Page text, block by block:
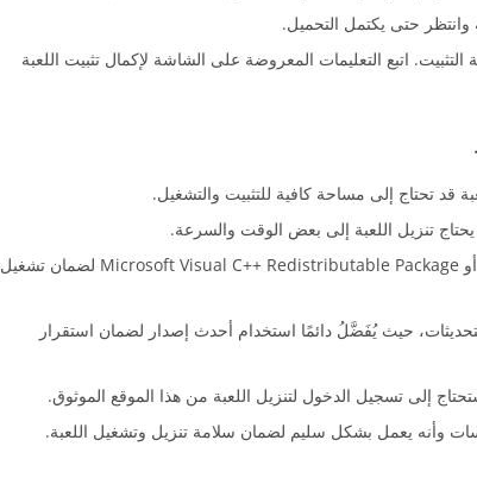
حتى يكتمل التحميل.
التثبيت. اتبع التعليمات المعروضة على الشاشة لإكمال تثبيت اللعبة
قد تحتاج إلى مساحة كافية للتثبيت والتشغيل.
تنزيل اللعبة إلى بعض الوقت والسرعة.
قد يحتاج جهازك إلى تثبيت برامج إضافية مثل DirectX أو Microsoft Visual C++ Redistributable Package لضمان تشغيل
حيث يُفَضَّلُ دائمًا استخدام أحدث إصدار لضمان استقرار
إلى تسجيل الدخول لتنزيل اللعبة من هذا الموقع الموثوق.
وأنه يعمل بشكل سليم لضمان سلامة تنزيل وتشغيل اللعبة.